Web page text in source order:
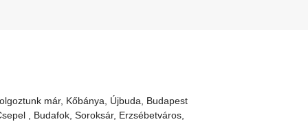
már, Kőbánya, Újbuda, Budapest
, Budafok, Soroksár, Erzsébetváros,